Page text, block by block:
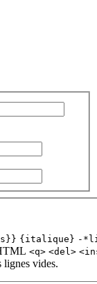
{italique} -
<q> <del>
lignes vides.